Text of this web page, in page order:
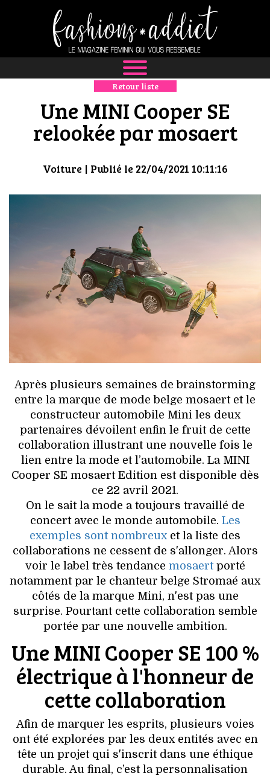
NEWS
MODE
BOUTIQUE
CULTURE
HIGH TECH
MAISON
AUTO
LIEUX TENDANCES
BEAUTÉ
MODE DE RUE
JEUNES CRÉATEURS
HISTOIRE DES MARQUES
DÉCO
VOYAGES & LOISIRS
Retour liste
Une MINI Cooper SE
relookée par mosaert
Voiture| Publié le 22/04/2021 10:11:16
Après plusieurs semaines de brainstorming
entre la marque de mode belge mosaert et le
constructeur automobile Mini les deux
partenaires dévoilent enfin le fruit de cette
collaboration illustrant une nouvelle fois le
lien entre la mode et l’automobile. La MINI
Cooper SE mosaert Edition est disponible dès
ce 22 avril 2021.
On le sait la mode a toujours travaillé de
concert avec le monde automobile. Les
exemples sont nombreux et la liste des
collaborations ne cessent de s'allonger. Alors
voir le label très tendance mosaertporté
notamment par le chanteur belge Stromaé aux
côtés de la marque Mini, n'est pas une
surprise. Pourtant cette collaboration semble
portée par une nouvelle ambition.
Une MINI Cooper SE 100 %
électrique à l'honneur de
cette collaboration
Afin de marquer les esprits, plusieurs voies
ont été explorées par les deux entités avec en
tête un projet qui s'inscrit dans une éthique
durable. Au final, c’est la personnalisation